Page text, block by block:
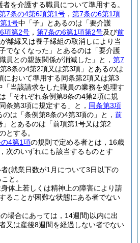
を介護する職員について準用する。
7条の4第6項第1号 ， 第7条の6第1項
1号中「子」とあるのは「要介護
項第2号 ， 第7条の6第1項第2号及び前
離縁又は養子縁組の取消しにより当
でなくなった」とあるのは「要介護
員との親族関係が消滅した」と， 第7
8条の4第2項又は第3項」とあるのは
において準用する同条第2項又は第3
「当該請求をした職員の業務を処理す
「それぞれ条例第8条の4第2項に規
条第3項に規定する」と， 同条第3項
は「条例第8条の4第3項の」と， 前
」とあるのは「前項第1号又は第2
とする。
4第1項の規則で定める者とは，16歳
次のいずれにも該当するものとす
(就業日数が1月について3日以下の
と。
体上若しくは精神上の障害により請
ることが困難な状態にある者でない
場合にあっては，14週間)以内に出
又は産後8週間を経過しない者でない